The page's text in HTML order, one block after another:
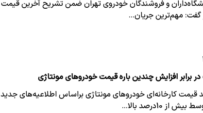
و فروشندگان خودروی تهران ضمن تشریح آخرین قیمت
گفت: مهم‌ترین جریان…
برابر افزایش چندین باره قیمت خودروهای مونتاژی
قیمت کارخانه‌ای خودروهای مونتاژی براساس اطلاعیه‌های جدید
10درصد بالا…